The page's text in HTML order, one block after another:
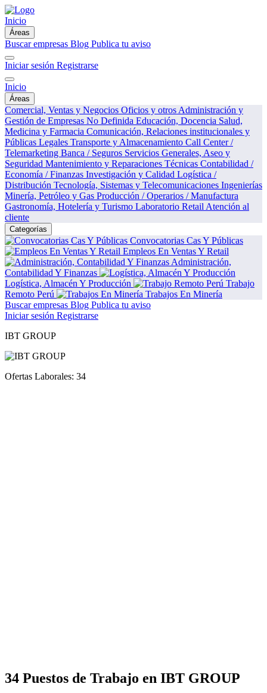
Inicio
Áreas
Buscar empresas Blog Publica tu aviso
Iniciar sesión Registrarse
Inicio
Áreas
Comercial, Ventas y Negocios Oficios y otros Administración y
Gestión de Empresas No Definida Educación, Docencia Salud,
Medicina y Farmacia Comunicación, Relaciones institucionales y
Públicas Legales Transporte y Almacenamiento Call Center /
Telemarketing Banca / Seguros Servicios Generales, Aseo y
Seguridad Mantenimiento y Reparaciones Técnicas Contabilidad /
Economía / Finanzas Investigación y Calidad Logística /
Distribución Tecnología, Sistemas y Telecomunicaciones Ingenierías
Minería, Petróleo y Gas Producción / Operarios / Manufactura
Gastronomía, Hotelería y Turismo Laboratorio Retail Atención al
cliente
Categorías
Convocatorias Cas Y Públicas
Empleos En Ventas Y Retail
Administración,
Contabilidad Y Finanzas
Logística, Almacén Y Producción
Trabajo
Remoto Perú
Trabajos En Minería
Buscar empresas Blog Publica tu aviso
Iniciar sesión Registrarse
IBT GROUP
Ofertas Laborales: 34
34 Puestos de Trabajo en IBT GROUP